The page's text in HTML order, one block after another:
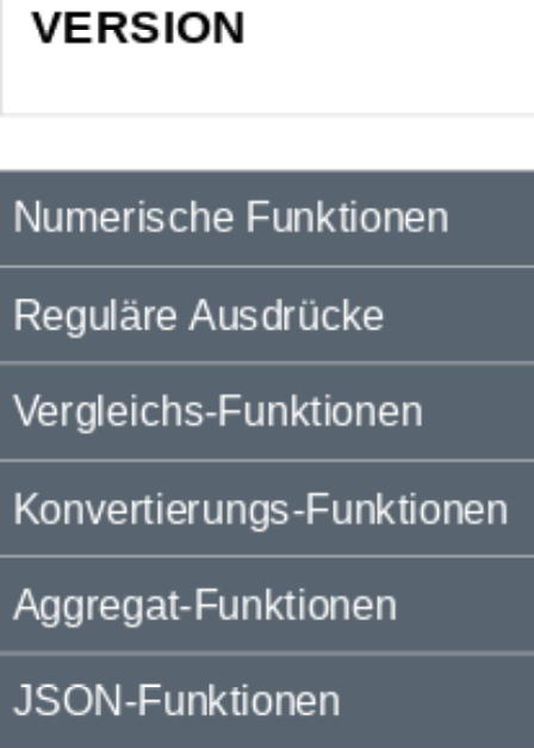
VERSION
Numerische Funktionen
Reguläre Ausdrücke
Vergleichs-Funktionen
Konvertierungs-Funktionen
Aggregat-Funktionen
JSON-Funktionen